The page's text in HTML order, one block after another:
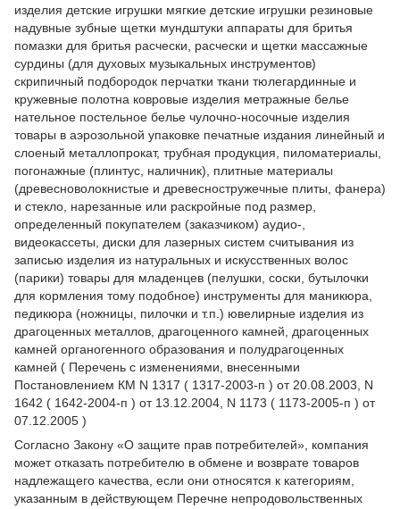
изделия детские игрушки мягкие детские игрушки резиновые
надувные зубные щетки мундштуки аппараты для бритья
помазки для бритья расчески, расчески и щетки массажные
сурдины (для духовых музыкальных инструментов)
скрипичный подбородок перчатки ткани тюлегардинные и
кружевные полотна ковровые изделия метражные белье
нательное постельное белье чулочно-носочные изделия
товары в аэрозольной упаковке печатные издания линейный и
слоеный металлопрокат, трубная продукция, пиломатериалы,
погонажные (плинтус, наличник), плитные материалы
(древесноволокнистые и древесностружечные плиты, фанера)
и стекло, нарезанные или раскройные под размер,
определенный покупателем (заказчиком) аудио-,
видеокассеты, диски для лазерных систем считывания из
записью изделия из натуральных и искусственных волос
(парики) товары для младенцев (пелушки, соски, бутылочки
для кормления тому подобное) инструменты для маникюра,
педикюра (ножницы, пилочки и т.п.) ювелирные изделия из
драгоценных металлов, драгоценного камней, драгоценных
камней органогенного образования и полудрагоценных
камней ( Перечень с изменениями, внесенными
Постановлением КМ N 1317 ( 1317-2003-п ) от 20.08.2003, N
1642 ( 1642-2004-п ) от 13.12.2004, N 1173 ( 1173-2005-п ) от
07.12.2005 )
Согласно Закону «О защите прав потребителей» , компания
может отказать потребителю в обмене и возврате товаров
надлежащего качества, если они относятся к категориям,
указанным в действующем Перечне непродовольственных